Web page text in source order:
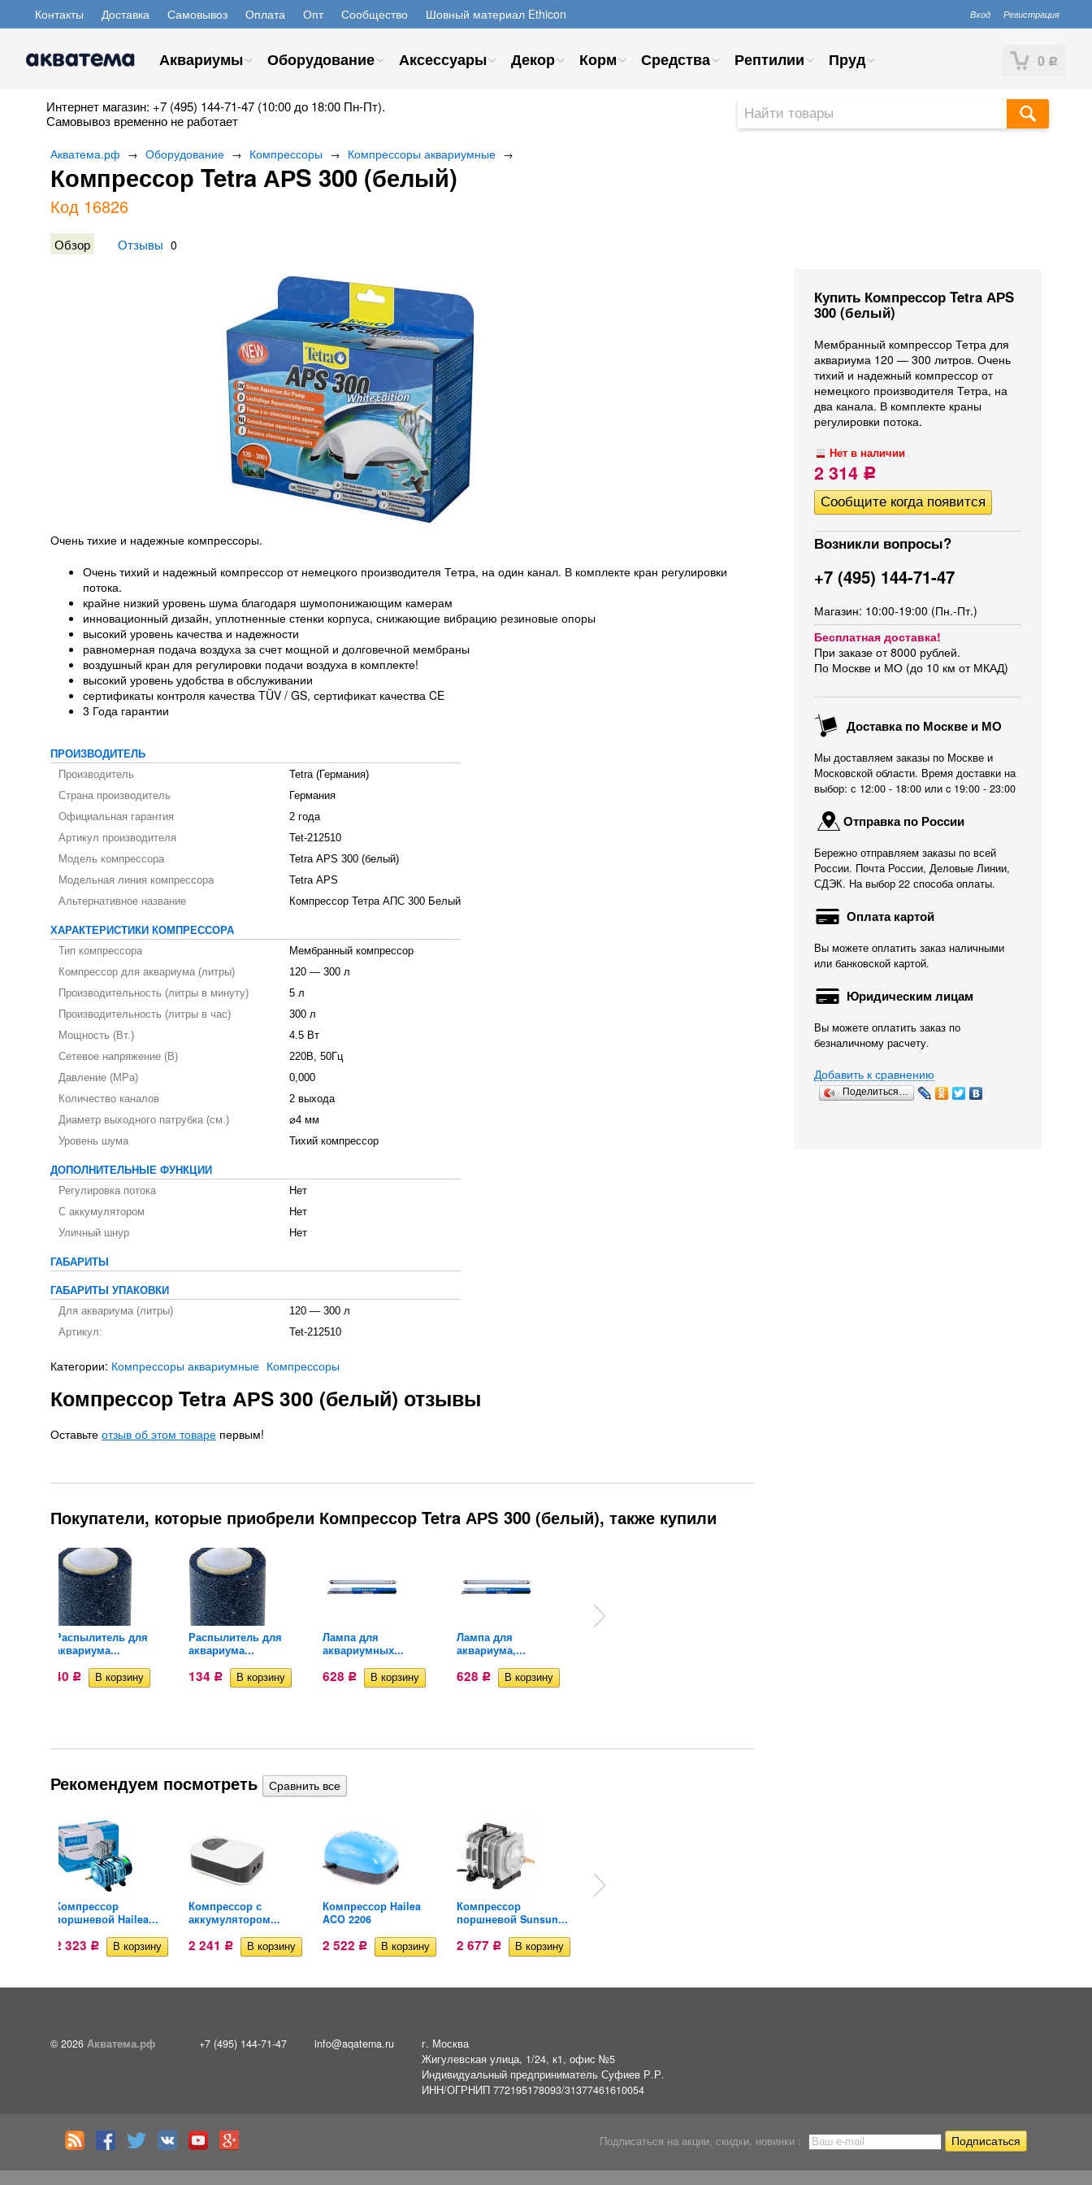
Контакты Доставка Самовывоз Оплата Опт Сообщество Шовный материал Ethicon Вход Регистрация
0 Р
Аквариумы Оборудование Аксессуары Декор Корм Средства Рептилии Пруд
Интернет магазин: +7 (495) 144-71-47 (10:00 до 18:00 Пн-Пт).
Самовывоз временно не работает
Акватема.рф → Оборудование → Компрессоры → Компрессоры аквариумные →
Компрессор Tetra АРS 300 (белый)
Код 16826
Обзор Отзывы 0
Купить Компрессор Tetra АРS
300 (белый)
Мембранный компрессор Тетра для
аквариума 120 — 300 литров. Очень
тихий и надежный компрессор от
немецкого производителя Тетра, на
два канала. В комплекте краны
регулировки потока.
Нет в наличии
2 314 Р
Возникли вопросы?
+7 (495) 144-71-47
Магазин: 10:00-19:00 (Пн.-Пт.)
Бесплатная доставка!
При заказе от 8000 рублей.
По Москве и МО (до 10 км от МКАД)
Доставка по Москве и МО
Мы доставляем заказы по Москве и
Московской области. Время доставки на
выбор: с 12:00 - 18:00 или c 19:00 - 23:00
Отправка по России
Бережно отправляем заказы по всей
России. Почта России, Деловые Линии,
СДЭК. На выбор 22 способа оплаты.
Оплата картой
Вы можете оплатить заказ наличными
или банковской картой.
Юридическим лицам
Вы можете оплатить заказ по
безналичному расчету.
Добавить к сравнению
Поделиться…
Очень тихие и надежные компрессоры.
Очень тихий и надежный компрессор от немецкого производителя Тетра, на один канал. В комплекте кран регулировки
потока.
крайне низкий уровень шума благодаря шумопонижающим камерам
инновационный дизайн, уплотненные стенки корпуса, снижающие вибрацию резиновые опоры
высокий уровень качества и надежности
равномерная подача воздуха за счет мощной и долговечной мембраны
воздушный кран для регулировки подачи воздуха в комплекте!
высокий уровень удобства в обслуживании
сертификаты контроля качества TÜV / GS, сертификат качества CE
3 Года гарантии
ПРОИЗВОДИТЕЛЬ
Производитель
Tetra (Германия)
Страна производитель
Германия
Официальная гарантия
2 года
Артикул производителя
Tet-212510
Модель компрессора
Tetra АРS 300 (белый)
Модельная линия компрессора
Tetra АРS
Альтернативное название
Компрессор Тетра АПС 300 Белый
ХАРАКТЕРИСТИКИ КОМПРЕССОРА
Тип компрессора
Мембранный компрессор
Компрессор для аквариума (литры)
120 — 300 л
Производительность (литры в минуту)
5 л
Производительность (литры в час)
300 л
Мощность (Вт.)
4.5 Вт
Сетевое напряжение (В)
220В, 50Гц
Давление (MPa)
0,000
Количество каналов
2 выхода
Диаметр выходного патрубка (см.)
⌀4 мм
Уровень шума
Тихий компрессор
ДОПОЛНИТЕЛЬНЫЕ ФУНКЦИИ
Регулировка потока
Нет
С аккумулятором
Нет
Уличный шнур
Нет
ГАБАРИТЫ
ГАБАРИТЫ УПАКОВКИ
Для аквариума (литры)
120 — 300 л
Артикул:
Tet-212510
Категории: Компрессоры аквариумные Компрессоры
Компрессор Tetra АРS 300 (белый) отзывы
Оставьте отзыв об этом товаре первым!
Покупатели, которые приобрели Компрессор Tetra АРS 300 (белый), также купили
Распылитель для
аквариума...
40 Р
Распылитель для
аквариума...
134 Р
Лампа для
аквариумных...
628 Р
Лампа для
аквариума,...
628 Р
Рекомендуем посмотреть
Компрессор
поршневой Hailea...
2 323 Р
Компрессор с
аккумулятором...
2 241 Р
Компрессор Hailea
ACO 2206
2 522 Р
Компрессор
поршневой Sunsun...
2 677 Р
© 2026 Акватема.рф +7 (495) 144-71-47 info@aqatema.ru
г. Москва
Жигулевская улица, 1/24, к1, офис №5
Индивидуальный предприниматель Суфиев Р.Р.
ИНН/ОГРНИП 772195178093/31377461610054
Подписаться на акции, скидки, новинки :